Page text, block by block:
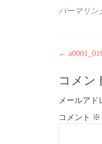
パーマリン
投
稿
ビ
ゲ
←
コメン
メールアド
コメント ※